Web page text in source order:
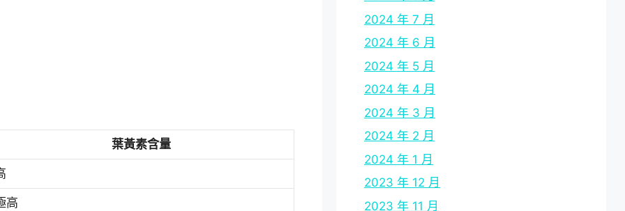
葉黃素含量
高
2024 年 7 月
2024 年 6 月
2024 年 5 月
2024 年 4 月
2024 年 3 月
2024 年 2 月
2024 年 1 月
2023 年 12 月
2023 年 11 月